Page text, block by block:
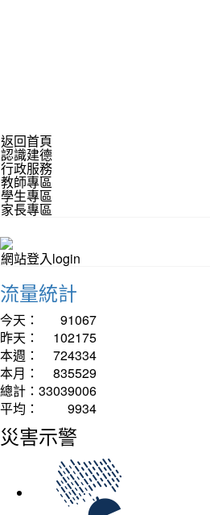
返回首頁
認識建德
行政服務
教師專區
學生專區
家長專區
網站登入login
流量統計
今天：
91067
昨天：
102175
本週：
724334
本月：
835529
總計： 33039006
平均：
9934
災害示警